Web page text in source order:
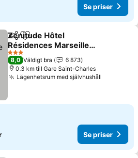
Se priser
Dela Lägg till i Mina Favoriter
Zenitude Hôtel
Résidences Marseille
Saint-Charles
3 Stjärnor
8,0 Väldigt bra
6 873
0.3 km till Gare Saint-Charles
Lägenhetsrum med självhushåll
Se priser